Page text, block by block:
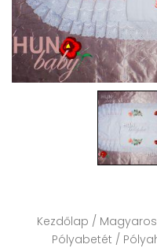
Kezdőlap / Magyaros
Pólyabetét /